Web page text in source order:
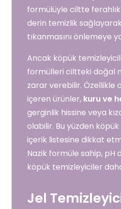
formülüyle ciltte ferahlık
derin temizlik
tıkanmasını önlemeye
Ancak köpük
formülleri ciltteki doğal
zarar verebilir. Özellikle
içeren ürünler, kuru ve
gerginlik hissine veya
olabilir. Bu yüzden köpük
içerik listesine dikkat
Nazik formüle sahip, pH
köpük temizleyiciler
Jel